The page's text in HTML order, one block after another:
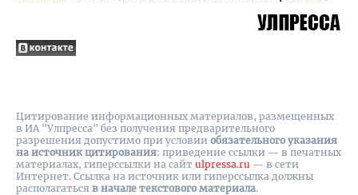
Цитирование информационных материалов, размещенных
в ИА "Улпресса" без получения предварительного
разрешения допустимо при условии обязательного указания
на источник цитирования: приведение ссылки — в печатных
материалах, гиперссылки на cайт ulpressa.ru — в сети
Интернет. Ссылка на источник или гиперссылка должны
располагаться в начале текстового материала.